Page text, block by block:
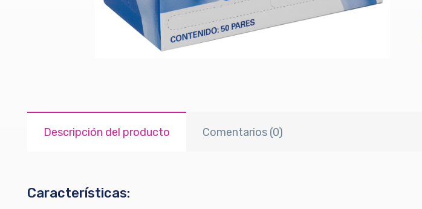
Descripción del producto Comentarios (0)
Características: